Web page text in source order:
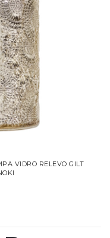
VIDRO RELEVO GILT